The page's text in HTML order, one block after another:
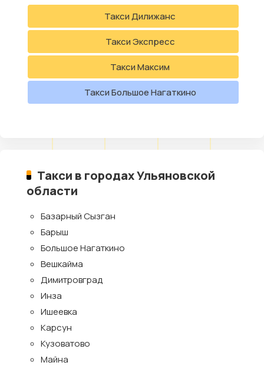
Такси Дилижанс
Такси Экспресс
Такси Максим
Такси Большое Нагаткино
Такси в городах Ульяновской
области
Базарный Сызган
Барыш
Большое Нагаткино
Вешкайма
Димитровград
Инза
Ишеевка
Карсун
Кузоватово
Майна